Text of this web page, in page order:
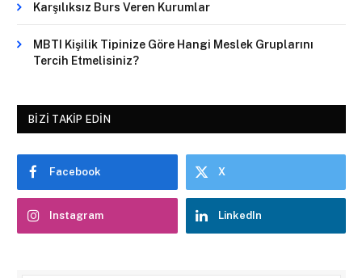
Karşılıksız Burs Veren Kurumlar
MBTI Kişilik Tipinize Göre Hangi Meslek Gruplarını
Tercih Etmelisiniz?
BIZI TAKIP EDIN
Facebook X
Instagram LinkedIn